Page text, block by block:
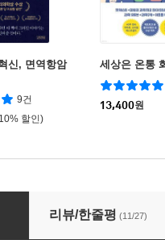
신, 면역항암
9건
할인)
세상은 온통
13,400원
리뷰/한줄평 (11/27)